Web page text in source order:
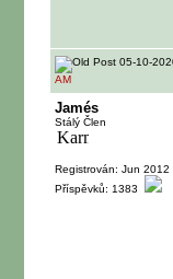
05-10-
AM
Jamés
Stálý Člen
Registrován: Jun 2012
Příspěvků: 1383